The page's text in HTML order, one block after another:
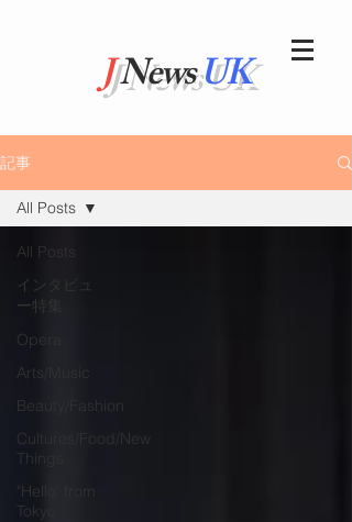
JNewsUK
記事
All Posts
インタビュ
ー特集
Opera
Arts/Music
Beauty/Fashion
Cultures/Food/New
Things
"Hello' from
Tokyo
All Posts